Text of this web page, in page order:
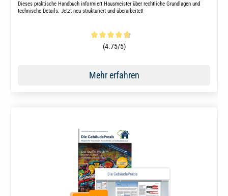
Dieses praktische Handbuch informiert Hausmeister über rechtliche Grundlagen und
technische Details. Jetzt neu strukturiert und überarbeitet!
Durchschnittliche Bewertung von 4.8 von 5 Sternen
(4.75/5)
Mehr erfahren